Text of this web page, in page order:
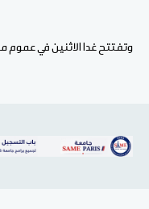
وتفتتح غدا الاثنين في عموم